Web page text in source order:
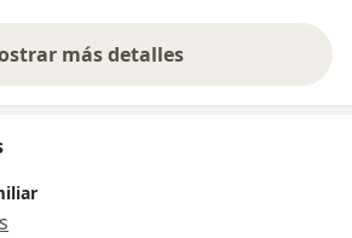
más detalles
sobre la experiencia